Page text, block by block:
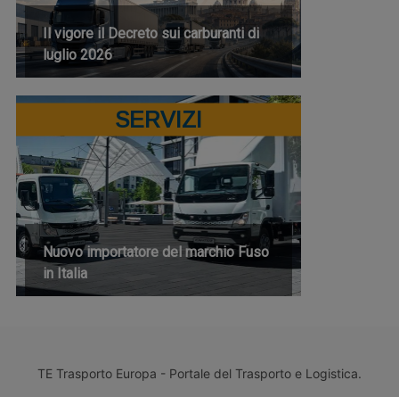
Il vigore il Decreto sui carburanti di
luglio 2026
SERVIZI
Nuovo importatore del marchio Fuso
in Italia
TE Trasporto Europa - Portale del Trasporto e Logistica.